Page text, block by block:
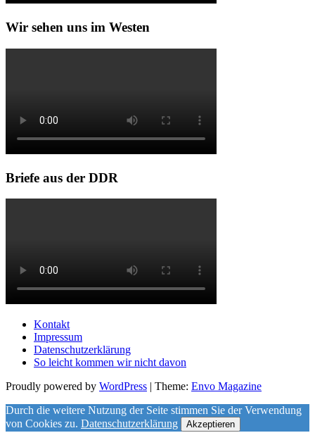
Wir sehen uns im Westen
Briefe aus der DDR
Kontakt
Impressum
Datenschutzerklärung
So leicht kommen wir nicht davon
Proudly powered by WordPress | Theme: Envo Magazine
Durch die weitere Nutzung der Seite stimmen Sie der Verwendung
von Cookies zu. Datenschutzerklärung Akzeptieren